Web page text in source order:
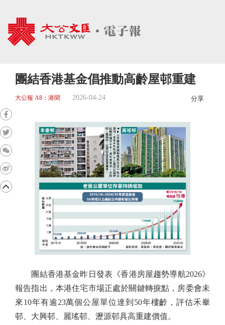
團結香港基金倡推動高齡屋邨重建
大公報 A8：港聞 2026-04-24 分享
團結香港基金昨日發表《香港房屋趨勢導航2026》
報告指出，本港住宅市場正處於關鍵轉捩點，房委會未
來10年有逾23萬個公屋單位達到50年樓齡，評估禾輋
邨、大興邨、麗瑤邨、瀝源邨具高重建價值。